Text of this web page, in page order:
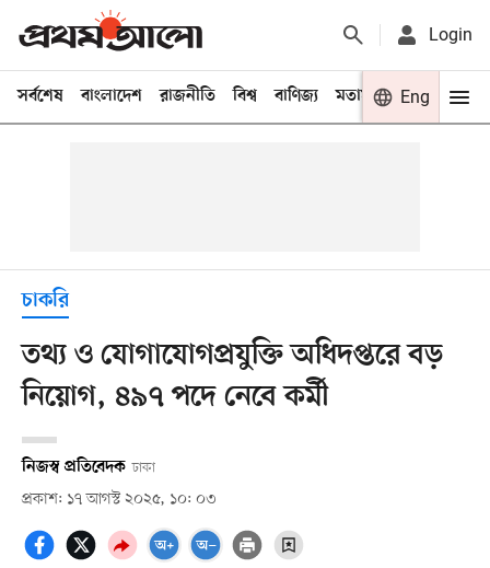
Login
সর্বশেষ বাংলাদেশ রাজনীতি বিশ্ব বাণিজ্য মতামত খেলা
Eng
চাকরি
তথ্য ও যোগাযোগপ্রযুক্তি অধিদপ্তরে বড়
নিয়োগ, ৪৯৭ পদে নেবে কর্মী
নিজস্ব প্রতিবেদক ঢাকা
প্রকাশ: ১৭ আগস্ট ২০২৫, ১০: ০৩